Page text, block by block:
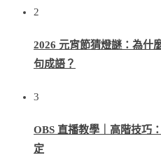
2
2026 元宵節猜燈謎：為什
句成語？
3
OBS 直播教學｜高階技巧
定